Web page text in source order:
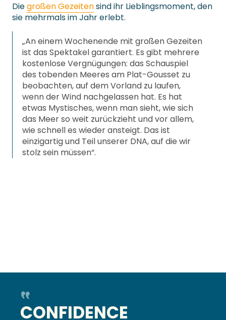
Diegroßen Gezeitensind ihr Lieblingsmoment, den
sie mehrmals im Jahr erlebt.
„An einem Wochenende mit großen Gezeiten
ist das Spektakel garantiert. Es gibt mehrere
kostenlose Vergnügungen: das Schauspiel
des tobenden Meeres am Plat-Gousset zu
beobachten, auf dem Vorland zu laufen,
wenn der Wind nachgelassen hat. Es hat
etwas Mystisches, wenn man sieht, wie sich
das Meer so weit zurückzieht und vor allem,
wie schnell es wieder ansteigt. Das ist
einzigartig und Teil unserer DNA, auf die wir
stolz sein müssen“.
CONFIDENCE